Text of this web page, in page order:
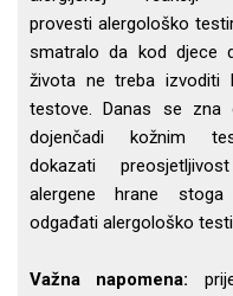
provesti alergološko
smatralo da kod djece
života ne treba izvoditi
testove. Danas se
dojenčadi kožnim
dokazati
alergene hrane
odgađati alergološko
Važna napomena: